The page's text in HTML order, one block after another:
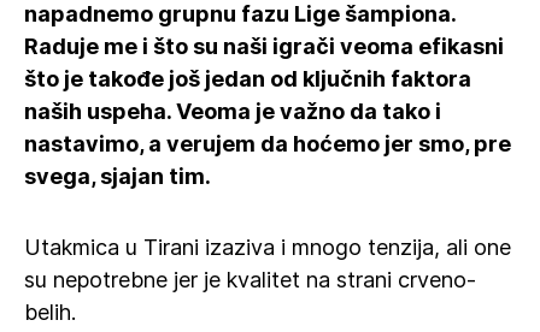
napadnemo grupnu fazu Lige šampiona.
Raduje me i što su naši igrači veoma efikasni
što je takođe još jedan od ključnih faktora
naših uspeha. Veoma je važno da tako i
nastavimo, a verujem da hoćemo jer smo, pre
svega, sjajan tim.
Utakmica u Tirani izaziva i mnogo tenzija, ali one
su nepotrebne jer je kvalitet na strani crveno-
belih.